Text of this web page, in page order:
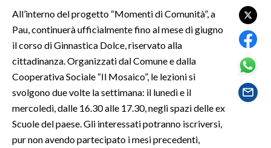
ALTRI SPORT
CULTURA
SPETTACOLI
GOSSIP
All’interno del progetto “Momenti di Comunità”, a
Pau, continuerà ufficialmente fino al mese di giugno
il corso di Ginnastica Dolce, riservato alla
cittadinanza. Organizzati dal Comune e dalla
Cooperativa Sociale “Il Mosaico”, le lezioni si
svolgono due volte la settimana: il lunedì e il
mercoledì, dalle 16.30 alle 17.30, negli spazi delle ex
Scuole del paese. Gli interessati potranno iscriversi,
pur non avendo partecipato i mesi precedenti,